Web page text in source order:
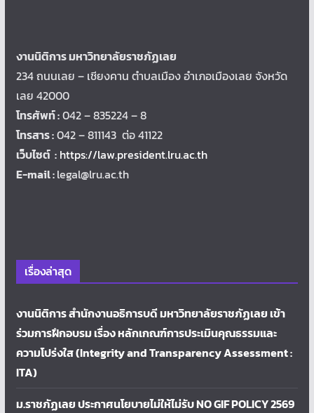
งานนิติการ มหาวิทยาลัยราชภัฏเลย
234 ถนนเลย – เชียงคาน ตำบลเมือง อำเภอเมืองเลย จังหวัด
เลย 42000
โทรศัพท์ :042 – 835224 – 8
โทรสาร :042 – 811143 ต่อ 41122
เว็บไซต์ : https://law.president.lru.ac.th
E-mail :legal@lru.ac.th
เรื่องล่าสุด
งานนิติการ สำนักงานอธิการบดี มหาวิทยาลัยราชภัฏเลย เข้า
ร่วมการฝึกอบรม เรื่อง หลักเกณฑ์การประเมินคุณธรรมและ
ความโปร่งใส (Integrity and Transparency Assessment :
ITA)
ม.ราชภัฏเลย ประกาศนโยบายไม่ให้ไม่รับ NO GIF POLICY 2569